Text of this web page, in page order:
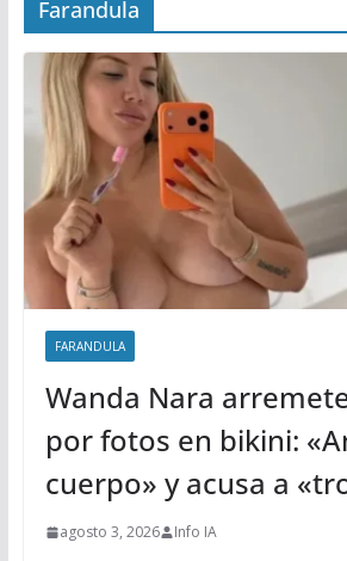
Farandula
FARANDULA
Wanda Nara
por fotos en bikini:
cuerpo» y acusa a
agosto 3, 2026 Info IA